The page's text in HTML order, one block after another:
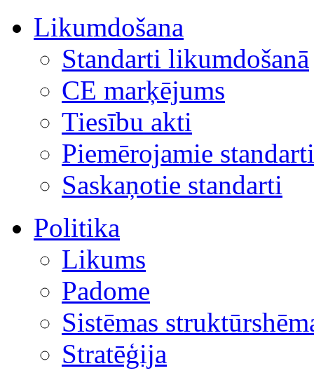
Likumdošana
Standarti likumdošanā
CE marķējums
Tiesību akti
Piemērojamie standarti
Saskaņotie standarti
Politika
Likums
Padome
Sistēmas
Stratēģija